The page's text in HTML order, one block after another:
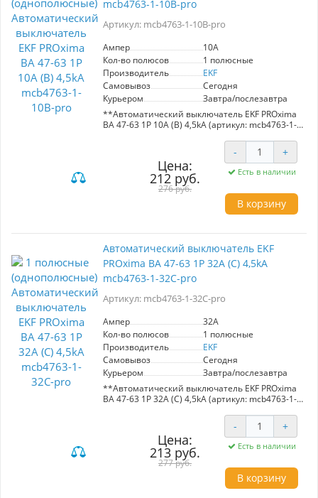
mcb4763-1-10B-pro
Артикул: mcb4763-1-10B-pro
Ампер
10A
Кол-во полюсов
1 полюсные
Производитель
EKF
Самовывоз
Сегодня
Курьером
Завтра/послезавтра
**Автоматический выключатель EKF PROxima
ВА 47-63 1P 10А (B) 4,5kA (артикул: mcb4763-1-
Номинальный ток: 10А. Максимальная
пропускная способность: 4,5 кА. Предназначен
для защиты электрических цепей от
перегрузок и коротких замыканий в
административных, промышленных и жилых
зданиях. Обеспечивает надежное управление
эффективный, подходит для однофазных
систем. Изготовлен с учетом современных
стандартов безопасности.
Цена:
212 руб.
276 руб.
- +
Есть в наличии
В корзину
Автоматический выключатель EKF
PROxima ВА 47-63 1P 32А (С) 4,5kA
mcb4763-1-32C-pro
Артикул: mcb4763-1-32C-pro
Ампер
32A
Кол-во полюсов
1 полюсные
Производитель
EKF
Самовывоз
Сегодня
Курьером
Завтра/послезавтра
**Автоматический выключатель EKF PROxima
ВА 47-63 1P 32А (С) 4,5kA (артикул: mcb4763-1-
- **Максимальная отключающая
способность**: 4,5kA
- **Тип**: Однополюсный
- **Назначение**: Защита от токов перегрузки
Цена:
213 руб.
277 руб.
- +
Есть в наличии
В корзину